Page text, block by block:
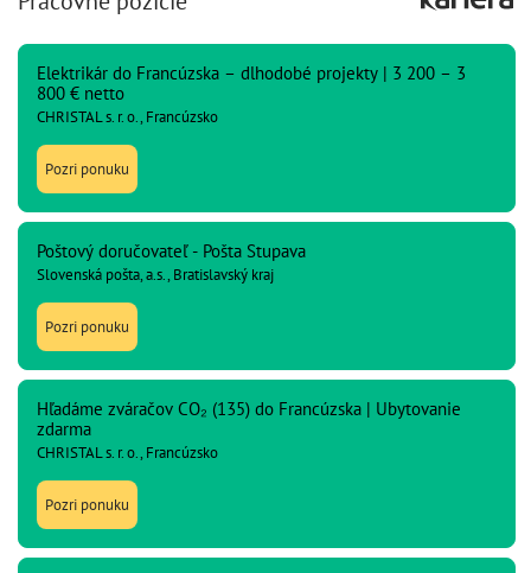
Elektrikár do Francúzska – dlhodobé projekty | 3 200 – 3
800 € netto
CHRISTAL s. r. o., Francúzsko
Pozri ponuku
Poštový doručovateľ - Pošta Stupava
Slovenská pošta, a.s., Bratislavský kraj
Pozri ponuku
Hľadáme zváračov CO₂ (135) do Francúzska | Ubytovanie
zdarma
CHRISTAL s. r. o., Francúzsko
Pozri ponuku